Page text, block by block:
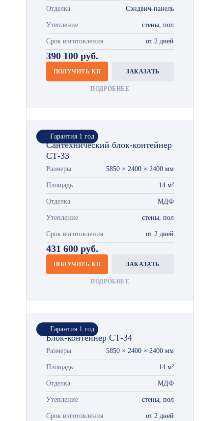
Отделка Сэндвич-панель
Утепление стены, пол
Срок изготовления от 2 дней
390 100 руб.
ПОЛУЧИТЬ КП ЗАКАЗАТЬ
ПОДРОБНЕЕ
Гарантия 1 год
Сантехнический блок-контейнер
СТ-33
Размеры 5850 × 2400 × 2400 мм
Площадь 14 м²
Отделка МДФ
Утепление стены, пол
Срок изготовления от 2 дней
431 600 руб.
ПОЛУЧИТЬ КП ЗАКАЗАТЬ
ПОДРОБНЕЕ
Гарантия 1 год
Блок-контейнер СТ-34
Размеры 5850 × 2400 × 2400 мм
Площадь 14 м²
Отделка МДФ
Утепление стены, пол
Срок изготовления от 2 дней